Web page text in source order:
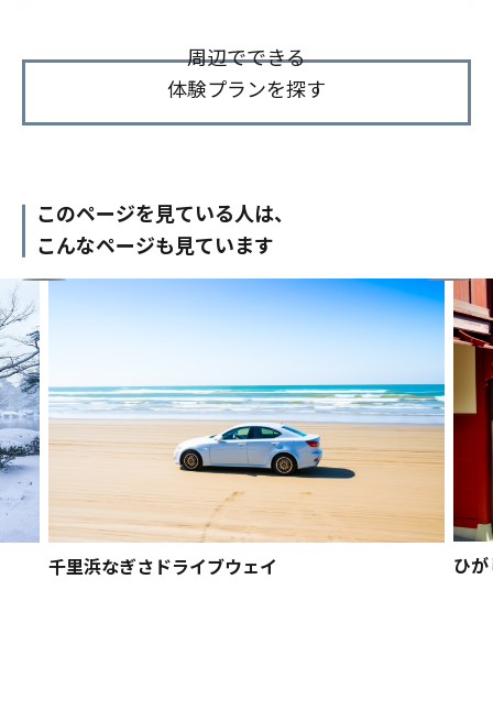
周辺でできる
体験プランを探す
このページを見ている人は、
こんなページも見ています
千里浜なぎさドライブウェイ ひ